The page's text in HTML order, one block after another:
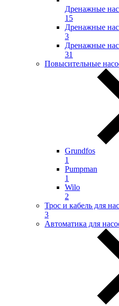
Дренажные
15
Дренажные
3
Дренажные
31
Повысительные
Grundfos
1
Pumpman
1
Wilo
2
Трос и кабель для
3
Автоматика для